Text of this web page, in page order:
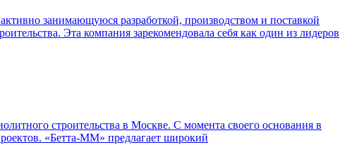
занимающуюся разработкой, производством и поставкой
Эта компания зарекомендовала себя как один из лидеров
строительства в Москве. С момента своего основания в
«Бетта-ММ» предлагает широкий